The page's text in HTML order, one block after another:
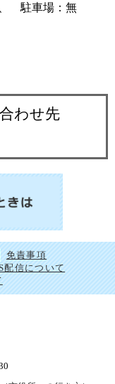
駐車場：無
わせ先
免責事項
配信について